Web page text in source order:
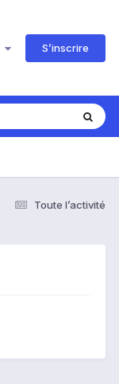
S’inscrire
Toute l’activité